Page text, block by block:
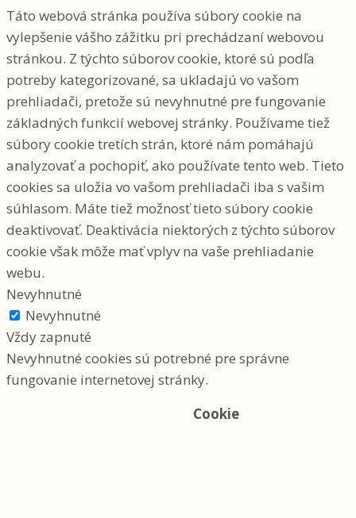
Táto webová stránka používa súbory cookie na
vylepšenie vášho zážitku pri prechádzaní webovou
stránkou. Z týchto súborov cookie, ktoré sú podľa
potreby kategorizované, sa ukladajú vo vašom
prehliadači, pretože sú nevyhnutné pre fungovanie
základných funkcií webovej stránky. Používame tiež
súbory cookie tretích strán, ktoré nám pomáhajú
analyzovať a pochopiť, ako používate tento web. Tieto
cookies sa uložia vo vašom prehliadači iba s vašim
súhlasom. Máte tiež možnosť tieto súbory cookie
deaktivovať. Deaktivácia niektorých z týchto súborov
cookie však môže mať vplyv na vaše prehliadanie
webu.
Nevyhnutné
Nevyhnutné
Vždy zapnuté
Nevyhnutné cookies sú potrebné pre správne
fungovanie internetovej stránky.
Cookie